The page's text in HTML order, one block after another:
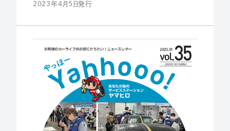
2023年4月5日発行